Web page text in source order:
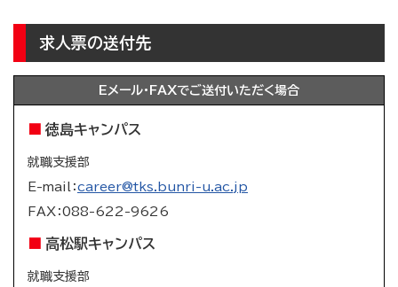
求人票の送付先
Eメール・FAXでご送付いただく場合
徳島キャンパス
就職支援部
E-mail：career@tks.bunri-u.ac.jp
FAX：088-622-9626
高松駅キャンパス
就職支援部